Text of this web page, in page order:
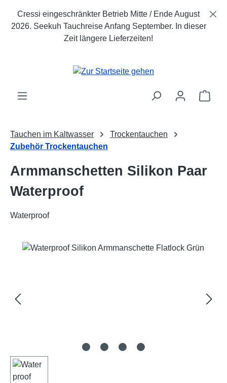
Zum Hauptinhalt springen
Cressi eingeschränkter Betrieb Mitte / Ende August
2026. Seekuh Tauchreise Anfang September. In dieser
Zeit längere Lieferzeiten!
Tauchen im Kaltwasser
Trockentauchen
Zubehör Trockentauchen
Armmanschetten Silikon Paar
Waterproof
Waterproof